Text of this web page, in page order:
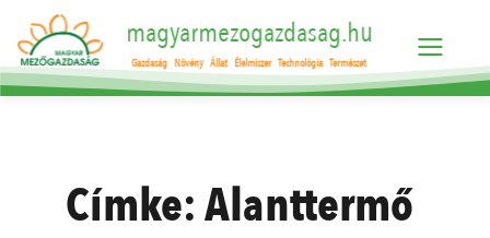
magyarmezogazdasag.hu
Gazdaság Növény Állat Élelmiszer Technológia Természet
Címke:Alanttermő